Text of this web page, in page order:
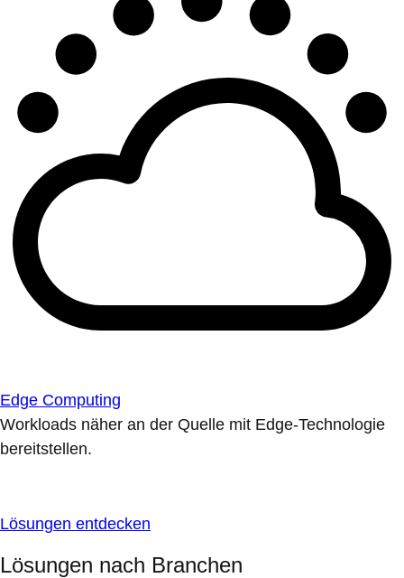
Edge Computing
Workloads näher an der Quelle mit Edge-Technologie
bereitstellen.
Lösungen entdecken
Lösungen nach Branchen